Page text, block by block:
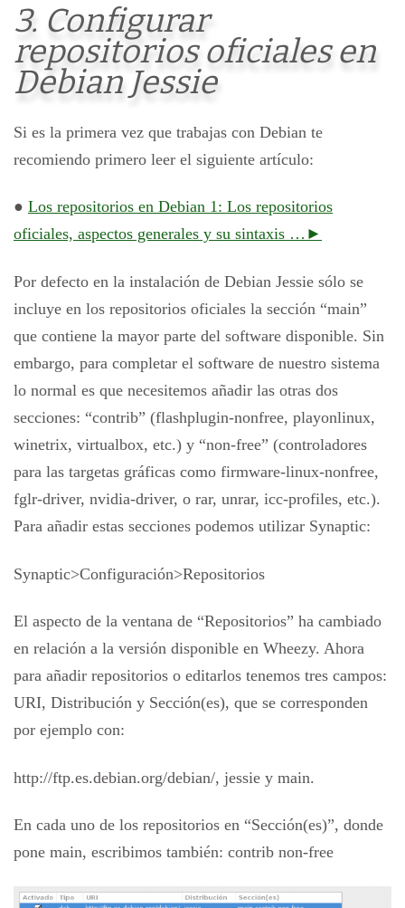
3. Configurar
repositorios oficiales en
Debian Jessie
Si es la primera vez que trabajas con Debian te
recomiendo primero leer el siguiente artículo:
● Los repositorios en Debian 1: Los repositorios
oficiales, aspectos generales y su sintaxis …►
Por defecto en la instalación de Debian Jessie sólo se
incluye en los repositorios oficiales la sección “main”
que contiene la mayor parte del software disponible. Sin
embargo, para completar el software de nuestro sistema
lo normal es que necesitemos añadir las otras dos
secciones: “contrib” (flashplugin-nonfree, playonlinux,
winetrix, virtualbox, etc.) y “non-free” (controladores
para las targetas gráficas como firmware-linux-nonfree,
fglr-driver, nvidia-driver, o rar, unrar, icc-profiles, etc.).
Para añadir estas secciones podemos utilizar Synaptic:
Synaptic>Configuración>Repositorios
El aspecto de la ventana de “Repositorios” ha cambiado
en relación a la versión disponible en Wheezy. Ahora
para añadir repositorios o editarlos tenemos tres campos:
URI, Distribución y Sección(es), que se corresponden
por ejemplo con:
http://ftp.es.debian.org/debian/, jessie y main.
En cada uno de los repositorios en “Sección(es)”, donde
pone main, escribimos también: contrib non-free